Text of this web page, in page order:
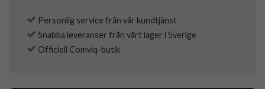
Personlig service från vår kundtjänst
Snabba leveranser från vårt lager i Sverige
Officiell Comviq-butik